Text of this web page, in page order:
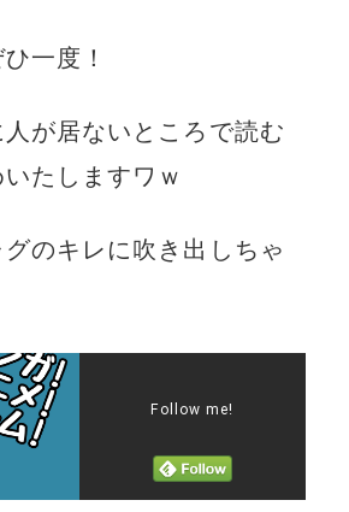
一度！
が居ないところで読む
たしますワｗ
のキレに吹き出しちゃ
Follow me!